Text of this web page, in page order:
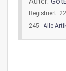
Registriert:
245 - Alle